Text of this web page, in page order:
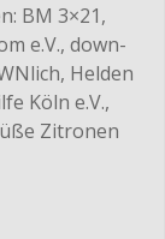
BM 3×21,
e.V., down-
Helden
Köln e.V.,
Zitronen